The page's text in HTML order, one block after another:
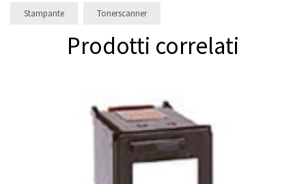
Stampante Tonerscanner
Prodotti correlati